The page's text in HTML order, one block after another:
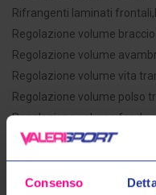
Consenso
Rifrangenti laminati
Regolazione volume
Regolazione volume
Regolazione volume vita
Regolazione volume polso
Regolazione volume fondo
Nr.4 tasche frontali
Nr.2 tasche frontali
Nr.1 Tascone posteriore